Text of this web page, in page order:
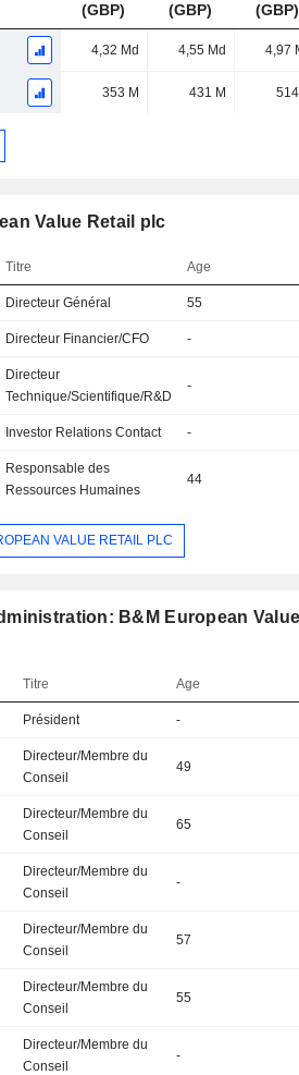
(GBP)
(GBP)
(GBP)
4,32 Md 4,55 Md 4,97
353 M 431 M
Value Retail plc
Titre Age
Directeur Général 55
Directeur Financier/CFO -
Directeur
Technique/Scientifique/R&D
-
Investor Relations Contact -
Responsable des
Ressources Humaines
44
VALUE RETAIL PLC
B&M European Value
Titre Age
Président -
Directeur/Membre du
Conseil
49
Directeur/Membre du
Conseil
65
Directeur/Membre du
Conseil
-
Directeur/Membre du
Conseil
57
Directeur/Membre du
Conseil
55
Directeur/Membre du
Conseil
-